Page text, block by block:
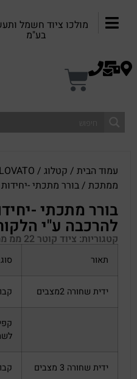
מולכו ציוד חשמל
בע"מ
עמוד הבית / קטלוג /
LOVATO
ממתכת / בורר מתכתי -
בורר מתכתי -
להרכבה ע"י
קטגוריות: ציוד קוטר 22 ממ ממתכת
תאור סוג
ידית שחורה 2מצבים
ידית שחורה 3 מצבים